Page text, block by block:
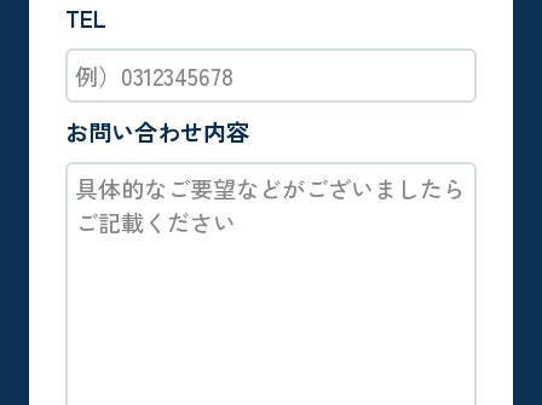
TEL
お問い合わせ内容